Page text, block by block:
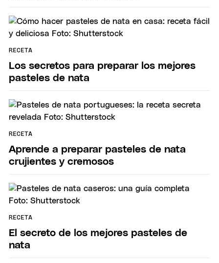
RECETA
Los secretos para preparar los mejores
pasteles de nata
RECETA
Aprende a preparar pasteles de nata
crujientes y cremosos
RECETA
El secreto de los mejores pasteles de
nata